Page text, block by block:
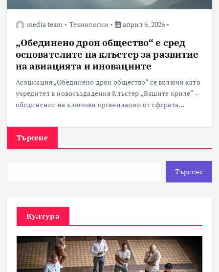
media team Технологии април 6, 2026
„Обединено дрон общество“ е сред
основателите на клъстер за развитие
на авиацията и иновациите
Асоциация „Обединено дрон общество“ се включи като
учредител в новосъздадения Клъстер „Вашите криле“ –
обединение на ключови организации от сферата…
Търсене
Търсене
Култура